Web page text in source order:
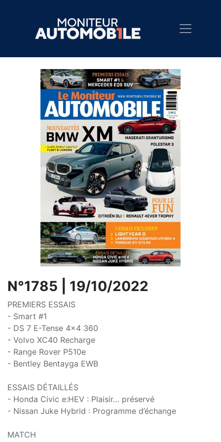
N°1785 | 19/10/2022
PREMIERS ESSAIS
- Smart #1
- DS 7 E-Tense 4x4 360
- Volvo XC40 Recharge
- Range Rover P510e
- Bentley Bentayga EWB
ESSAIS DÉTAILLÉS
- Honda Civic e:HEV : Plaisir… préservé
- Nissan Juke Hybrid : Programme d’échange
MATCH